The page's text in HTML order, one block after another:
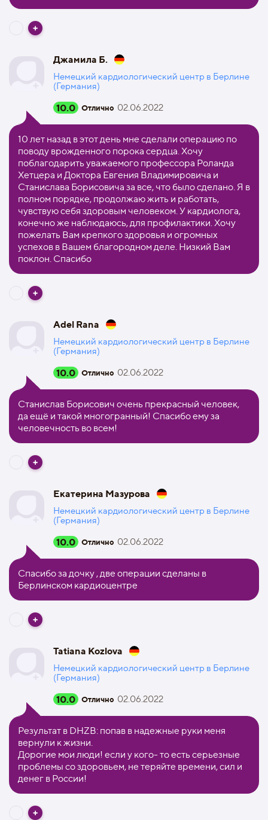
Джамила Б.
Немецкий кардиологический центр в Берлине
(Германия)
10.0 Отлично 02.06.2022
10 лет назад в этот день мне сделали операцию по
поводу врожденного порока сердца. Хочу
поблагодарить уважаемого профессора Роланда
Хетцера и Доктора Евгения Владимировича и
Станислава Борисовича за все, что было сделано. Я в
полном порядке, продолжаю жить и работать,
чувствую себя здоровым человеком. У кардиолога,
конечно же наблюдаюсь, для профилактики. Хочу
пожелать Вам крепкого здоровья и огромных
успехов в Вашем благородном деле. Низкий Вам
поклон. Спасибо
Adel Rana
Немецкий кардиологический центр в Берлине
(Германия)
10.0 Отлично 02.06.2022
Станислав Борисович очень прекрасный человек,
да ещё и такой многогранный! Спасибо ему за
человечность во всем!
Екатерина Мазурова
Немецкий кардиологический центр в Берлине
(Германия)
10.0 Отлично 02.06.2022
Спасибо за дочку , две операции сделаны в
Берлинском кардиоцентре
Tatiana Kozlova
Немецкий кардиологический центр в Берлине
(Германия)
10.0 Отлично 02.06.2022
Результат в DHZB: попав в надежные руки меня
вернули к жизни.
Дорогие мои люди! если у кого- то есть серьезные
проблемы со здоровьем, не теряйте времени, сил и
денег в России!